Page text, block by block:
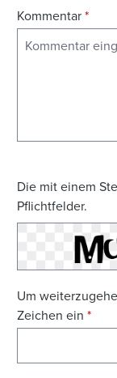
Kommentar*
Die mit einem
Pflichtfelder.
Um
Zeichen ein *